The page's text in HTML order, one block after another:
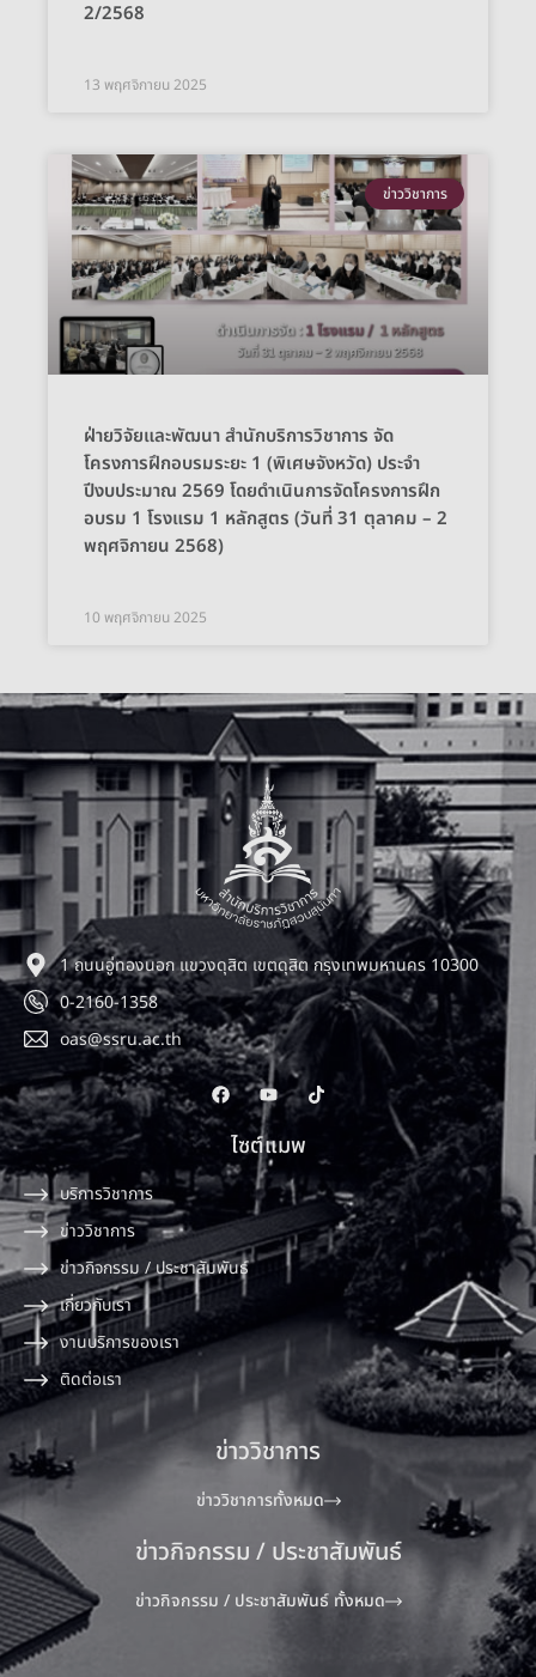
2/2568
13 พฤศจิกายน 2025
ข่าววิชาการ
ฝ่ายวิจัยและพัฒนา สำนักบริการวิชาการ จัด
โครงการฝึกอบรมระยะ 1 (พิเศษจังหวัด) ประจำ
ปีงบประมาณ 2569 โดยดำเนินการจัดโครงการฝึก
อบรม 1 โรงแรม 1 หลักสูตร (วันที่ 31 ตุลาคม – 2
พฤศจิกายน 2568)
10 พฤศจิกายน 2025
1 ถนนอู่ทองนอก แขวงดุสิต เขตดุสิต กรุงเทพมหานคร 10300
0-2160-1358
oas@ssru.ac.th
ไซต์แมพ
บริการวิชาการ
ข่าววิชาการ
ข่าวกิจกรรม / ประชาสัมพันธ์
เกี่ยวกับเรา
งานบริการของเรา
ติดต่อเรา
ข่าววิชาการ
ข่าววิชาการทั้งหมด
ข่าวกิจกรรม / ประชาสัมพันธ์
ข่าวกิจกรรม / ประชาสัมพันธ์ ทั้งหมด